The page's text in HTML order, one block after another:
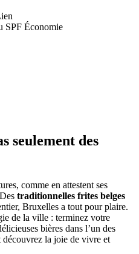
SPF Économie
seulement des
comme en attestent ses
traditionnelles frites belges
Bruxelles a tout pour plaire.
de la ville : terminez votre
bières dans l’un des
découvrez la joie de vivre et